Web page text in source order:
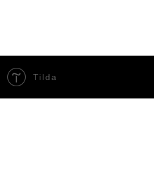
Tilda